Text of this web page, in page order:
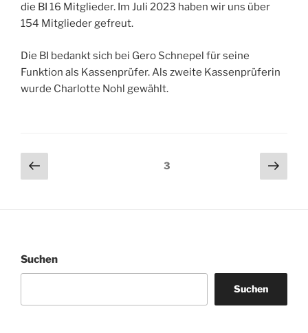
die BI 16 Mitglieder. Im Juli 2023 haben wir uns über
154 Mitglieder gefreut.
Die BI bedankt sich bei Gero Schnepel für seine
Funktion als Kassenprüfer. Als zweite Kassenprüferin
wurde Charlotte Nohl gewählt.
Seitennummerierung
der
Vorherige
Seite
Seite3
Suchen
Suchen